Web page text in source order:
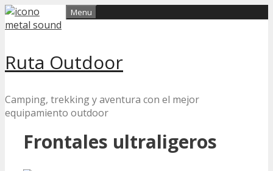
Skip
to
Ruta Outdoor
Camping, trekking y aventura con el mejor
equipamiento outdoor
Menu
Frontales ultraligeros